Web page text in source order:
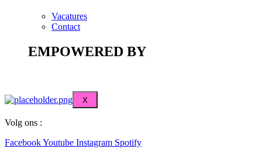
Vacatures
Contact
EMPOWERED BY
X
Volg ons :
FacebookYoutube Instagram Spotify